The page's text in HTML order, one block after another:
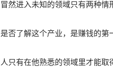
冒然进入未知的领域只有两种
是否了解这个产业，是赚钱的第
人只有在他熟悉的领域里才能取